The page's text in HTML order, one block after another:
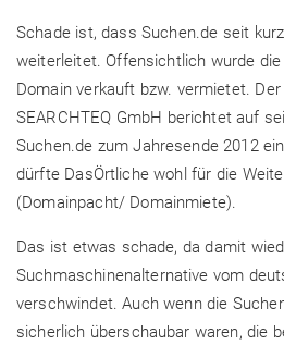
Schade ist, dass Suchen.de seit
weiterleitet. Offensichtlich wurde
Domain verkauft bzw. vermietet.
SEARCHTEQ GmbH berichtet auf
Suchen.de zum Jahresende 2012
dürfte DasÖrtliche wohl für die
(Domainpacht/ Domainmiete).
Das ist etwas schade, da damit
Suchmaschinenalternative vom
verschwindet. Auch wenn die
sicherlich überschaubar waren, die